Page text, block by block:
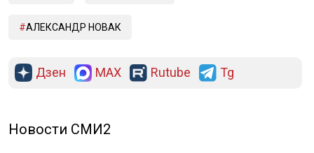
АЛЕКСАНДР НОВАК
Дзен MAX Rutube Tg
Новости СМИ2